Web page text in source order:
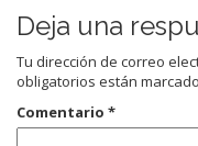
Deja una
Tu dirección de correo
obligatorios están
Comentario *